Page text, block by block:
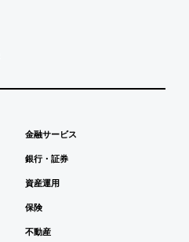
金融サービス
銀行・証券
資産運用
保険
不動産